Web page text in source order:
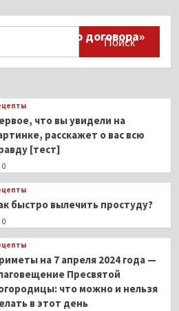
против
договора»
что вы увидели на
расскажет о вас всю
[тест]
0
быстро вылечить простуду?
0
на 7 апреля 2024 года —
Пресвятой
что можно и нельзя
в этот день